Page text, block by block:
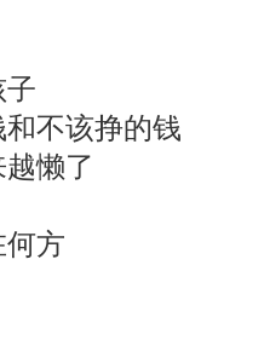
不该挣的钱
懒了
方